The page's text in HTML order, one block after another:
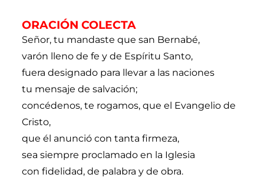
ORACIÓN COLECTA
Señor, tu mandaste que san Bernabé,
varón lleno de fe y de Espíritu Santo,
fuera designado para llevar a las naciones
tu mensaje de salvación;
concédenos, te rogamos, que el Evangelio de
Cristo,
que él anunció con tanta firmeza,
sea siempre proclamado en la Iglesia
con fidelidad, de palabra y de obra.